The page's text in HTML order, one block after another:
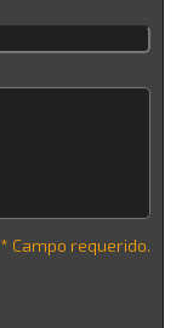
* Campo requerido.